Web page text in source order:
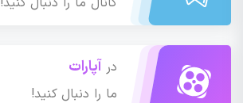
در آپارات
ما را دنبال کنید!